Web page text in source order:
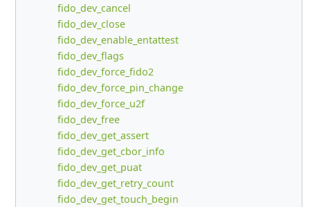
fido_dev_cancel
fido_dev_close
fido_dev_enable_entattest
fido_dev_flags
fido_dev_force_fido2
fido_dev_force_pin_change
fido_dev_force_u2f
fido_dev_free
fido_dev_get_assert
fido_dev_get_cbor_info
fido_dev_get_puat
fido_dev_get_retry_count
fido_dev_get_touch_begin